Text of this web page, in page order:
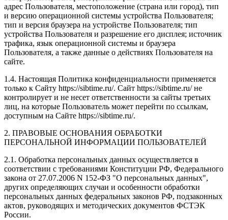
адрес Пользователя, местоположение (страна или город), тип
и версию операционной системы устройства Пользователя;
тип и версия браузера на устройстве Пользователя; тип
устройства Пользователя и разрешение его дисплея; источник
трафика, язык операционной системы и браузера
Пользователя, а также данные о действиях Пользователя на
сайте.
1.4. Настоящая Политика конфиденциальности применяется
только к Сайту https://sibtime.ru/. Сайт https://sibtime.ru/ не
контролирует и не несет ответственности за сайты третьих
лиц, на которые Пользователь может перейти по ссылкам,
доступным на Сайте https://sibtime.ru/.
2. ПРАВОВЫЕ ОСНОВАНИЯ ОБРАБОТКИ
ПЕРСОНАЛЬНОЙ ИНФОРМАЦИИ ПОЛЬЗОВАТЕЛЕЙ
2.1. Обработка персональных данных осуществляется в
соответствии с требованиями Конституции РФ, Федерального
закона от 27.07.2006 N 152-ФЗ "О персональных данных",
других определяющих случаи и особенности обработки
персональных данных федеральных законов РФ, подзаконных
актов, руководящих и методических документов ФСТЭК
России.